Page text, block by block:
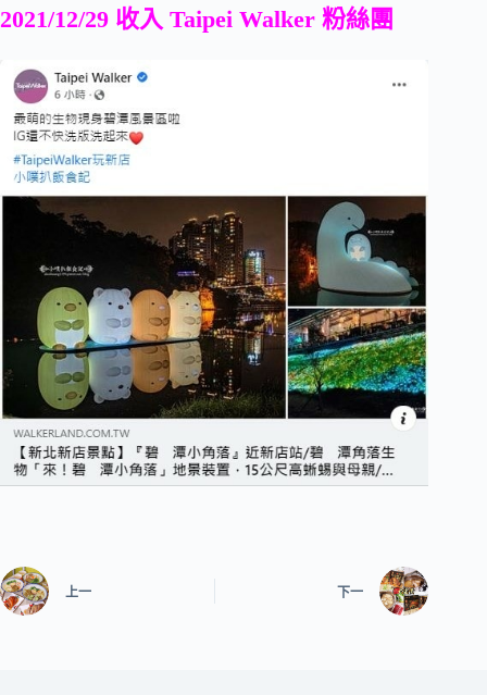
2021/12/29 收入 Taipei Walker 粉絲團
上一 下一